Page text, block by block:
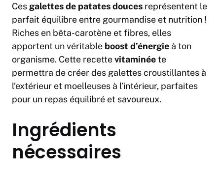
Ces galettes de patates douces représentent le
parfait équilibre entre gourmandise et nutrition !
Riches en bêta-carotène et fibres, elles
apportent un véritable boost d’énergie à ton
organisme. Cette recettevitaminéete
permettra de créer des galettes croustillantes à
l’extérieur et moelleuses à l’intérieur, parfaites
pour un repas équilibré et savoureux.
Ingrédients
nécessaires